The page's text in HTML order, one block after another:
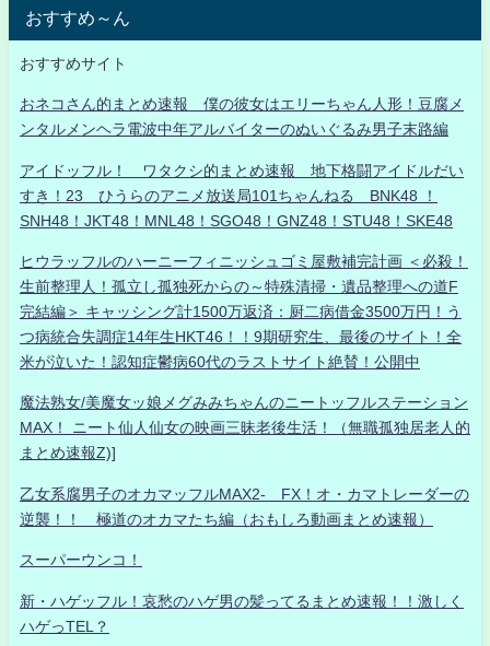
おすすめ～ん
おすすめサイト
おネコさん的まとめ速報 僕の彼女はエリーちゃん人形！豆腐メ
ンタルメンヘラ電波中年アルバイターのぬいぐるみ男子末路編
アイドッフル！ ワタクシ的まとめ速報 地下格闘アイドルだい
すき！23 ひうらのアニメ放送局101ちゃんねる BNK48 ！
SNH48！JKT48！MNL48！SGO48！GNZ48！STU48！SKE48
ヒウラッフルのハーニーフィニッシュゴミ屋敷補完計画 ＜必殺！
生前整理人！孤立し孤独死からの～特殊清掃・遺品整理への道F
完結編＞ キャッシング計1500万返済：厨二病借金3500万円！う
つ病統合失調症14年生HKT46！！9期研究生、最後のサイト！全
米が泣いた！認知症鬱病60代のラストサイト絶賛！公開中
魔法熟女/美魔女ッ娘メグみみちゃんのニートッフルステーション
MAX！ ニート仙人仙女の映画三昧老後生活！（無職孤独居老人的
まとめ速報Z)]
乙女系腐男子のオカマッフルMAX2- FX！オ・カマトレーダーの
逆襲！！ 極道のオカマたち編（おもしろ動画まとめ速報）
スーパーウンコ！
新・ハゲッフル！哀愁のハゲ男の髪ってるまとめ速報！！激しく
ハゲっTEL？